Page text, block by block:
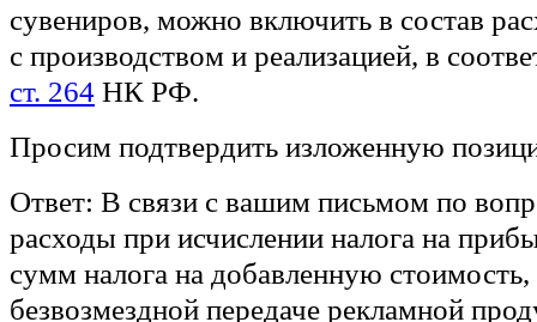
сувениров, можно включить в состав
с производством и реализацией, в
ст. 264 НК РФ.
Просим подтвердить изложенную
Ответ: В связи с вашим письмом по
расходы при исчислении налога на
сумм налога на добавленную
безвозмездной передаче рекламной